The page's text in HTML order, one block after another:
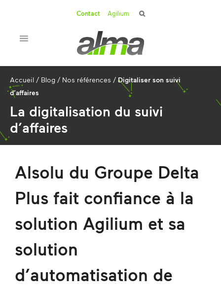
Contact Agilium
Accueil / Blog / Nos références /Digitaliser son suivi
d’affaires
La digitalisation du suivi
d’affaires
Alsolu du Groupe Delta
Plus fait confiance à la
solution Agilium et sa
solution
d’automatisation de